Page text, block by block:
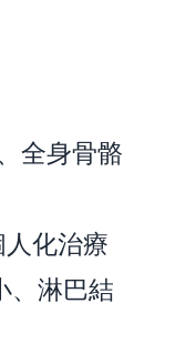
全身骨骼
化治療
、淋巴結